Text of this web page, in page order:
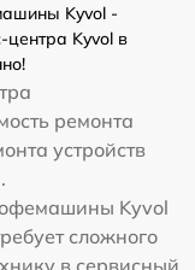
Kyvol -
Kyvol в
ремонта
устройств
Kyvol
сложного
в сервисный